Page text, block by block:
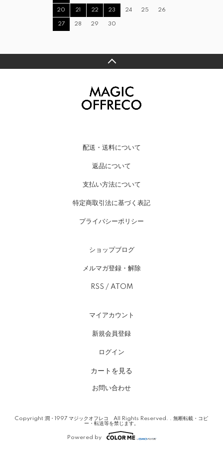
20 21 22 23 24 25 26
27 28 29 30
配送・送料について
返品について
支払い方法について
特定商取引法に基づく表記
プライバシーポリシー
ショップブログ
メルマガ登録・解除
RSS / ATOM
マイアカウント
新規会員登録
ログイン
カートを見る
お問い合わせ
Copyright 潤・1997 マジックオフレコ All Rights Reserved. . 無断転載・コピ
ー・転送等を禁じます。
Powered by